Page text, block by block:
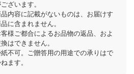
ざいます。
内容に記載がないものは、お届けす
に含まれません。
様ご都合によるお品物の返品、およ
はできません。
不可。ご贈答用の用途での承りはで
ます。